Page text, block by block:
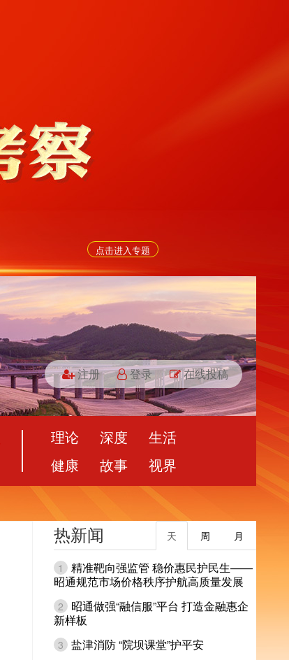
点击进入专题
注册 登录 在线投稿
理论 深度
生活
健康
故事 视界
热新闻 月
周
天
1
精准靶向强监管 稳价惠民护民生——
昭通规范市场价格秩序护航高质量发展
2
昭通做强“融信服”平台 打造金融惠企
新样板
3 盐津消防 “院坝课堂”护平安